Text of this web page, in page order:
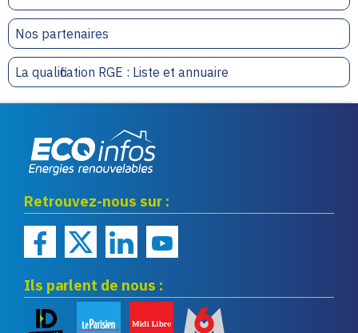
Nos partenaires
La qualification RGE : Liste et annuaire
renouvelables
Retrouvez-nous sur :
Ils parlent de nous :